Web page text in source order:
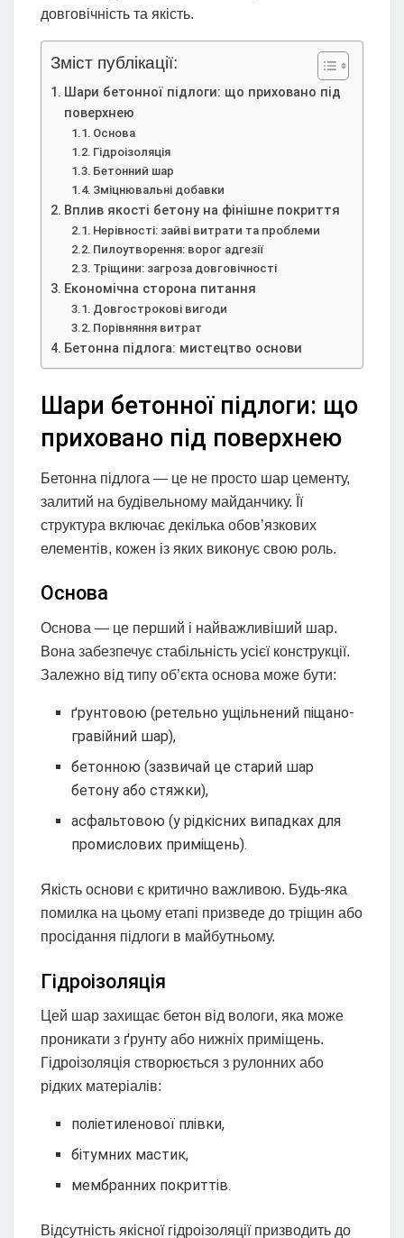
довговічність та якість.
Зміст публікації:
Шари бетонної підлоги: що приховано під
поверхнею
Основа
Гідроізоляція
Бетонний шар
Зміцнювальні добавки
Вплив якості бетону на фінішне покриття
Нерівності: зайві витрати та проблеми
Пилоутворення: ворог адгезії
Тріщини: загроза довговічності
Економічна сторона питання
Довгострокові вигоди
Порівняння витрат
Бетонна підлога: мистецтво основи
Шари бетонної підлоги: що
приховано під поверхнею
Бетонна підлога — це не просто шар цементу,
залитий на будівельному майданчику. Її
структура включає декілька обов’язкових
елементів, кожен із яких виконує свою роль.
Основа
Основа — це перший і найважливіший шар.
Вона забезпечує стабільність усієї конструкції.
Залежно від типу об’єкта основа може бути:
ґрунтовою (ретельно ущільнений піщано-
гравійний шар),
бетонною (зазвичай це старий шар
бетону або стяжки),
асфальтовою (у рідкісних випадках для
промислових приміщень).
Якість основи є критично важливою. Будь-яка
помилка на цьому етапі призведе до тріщин або
просідання підлоги в майбутньому.
Гідроізоляція
Цей шар захищає бетон від вологи, яка може
проникати з ґрунту або нижніх приміщень.
Гідроізоляція створюється з рулонних або
рідких матеріалів:
поліетиленової плівки,
бітумних мастик,
мембранних покриттів.
Відсутність якісної гідроізоляції призводить до